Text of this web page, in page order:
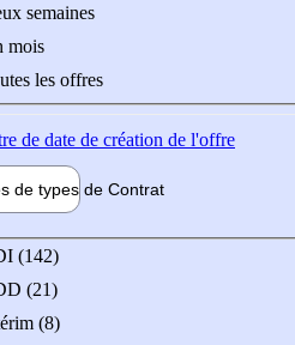
semaines
mois
les offres
de date de création de l'offre
de types de Contrat
(142)
(21)
(8)